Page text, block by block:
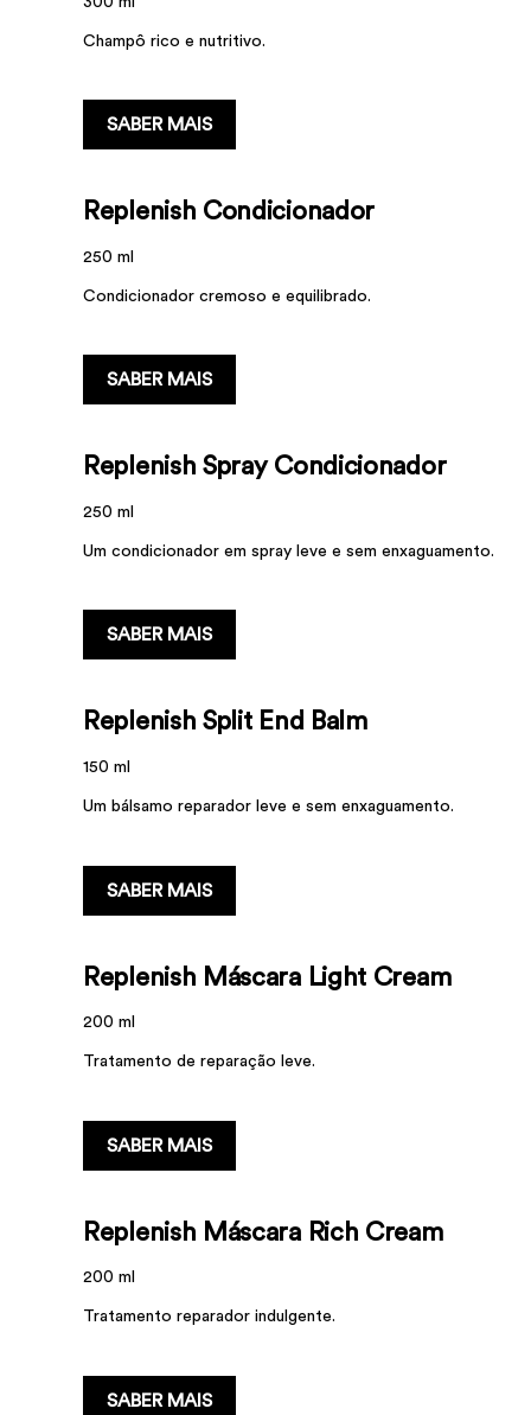
Champô rico e nutritivo.
SABER MAIS
Replenish Condicionador
250 ml
Condicionador cremoso e equilibrado.
SABER MAIS
Replenish Spray Condicionador
250 ml
Um condicionador em spray leve e sem enxaguamento.
SABER MAIS
Replenish Split End Balm
150 ml
Um bálsamo reparador leve e sem enxaguamento.
SABER MAIS
Replenish Máscara Light Cream
200 ml
Tratamento de reparação leve.
SABER MAIS
Replenish Máscara Rich Cream
200 ml
Tratamento reparador indulgente.
SABER MAIS